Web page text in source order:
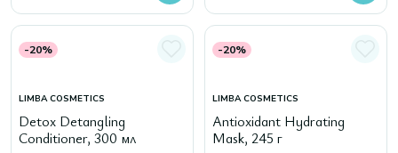
-20%
LIMBA COSMETICS
Detox Detangling
Conditioner, 300 мл
-20%
LIMBA COSMETICS
Antioxidant Hydrating
Mask, 245 г